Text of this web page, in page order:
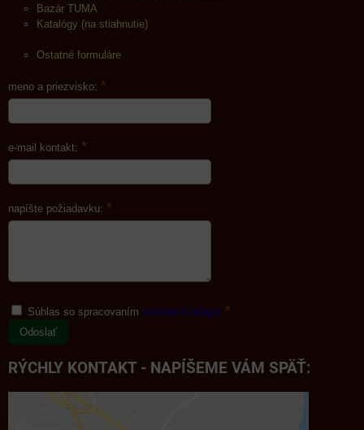
Bazár TUMA
Katalógy (na stiahnutie)
Ostatné formuláre
meno a priezvisko: *
e-mail kontakt: *
napíšte požiadavku: *
Súhlas so spracovaním osobných údajov *
Odoslať
RÝCHLY KONTAKT - NAPÍŠEME VÁM SPÄŤ: